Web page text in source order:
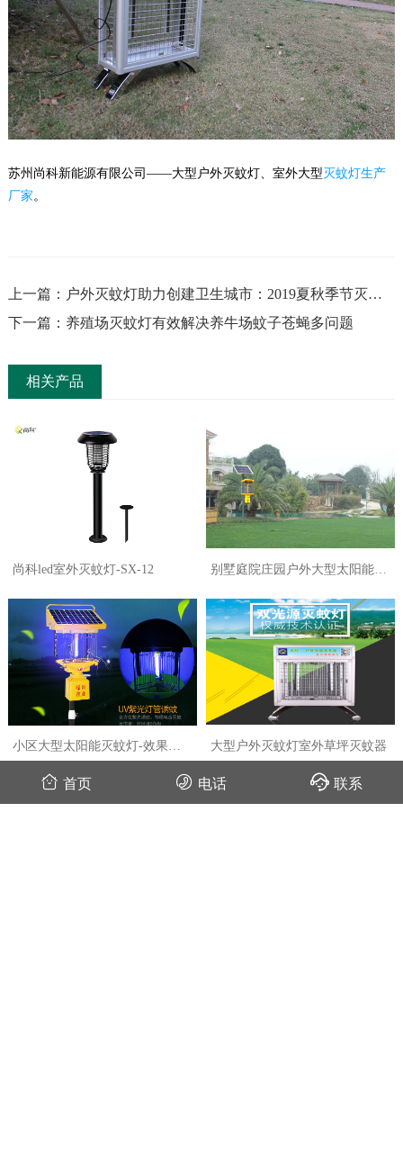
苏州尚科新能源有限公司——大型户外灭蚊灯、室外大型 灭蚊灯生产
厂家。
上一篇：户外灭蚊灯助力创建卫生城市：2019夏秋季节灭蚊
首选
下一篇：养殖场灭蚊灯有效解决养牛场蚊子苍蝇多问题
相关产品
尚科led室外灭蚊灯-SX-12
别墅庭院庄园户外大型太阳能灭
小区大型太阳能灭蚊灯-效果好
大型户外灭蚊灯室外草坪灭蚊器
首页 电话 联系